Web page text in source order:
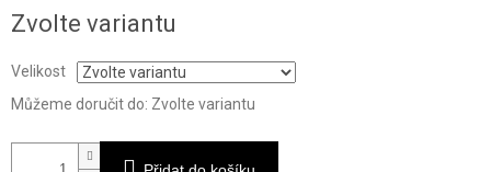
cena:
Zvolte variantu
Velikost
Můžeme doručit do: Zvolte variantu